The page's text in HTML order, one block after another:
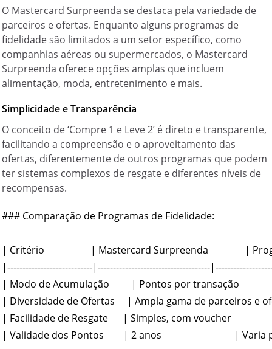
O Mastercard Surpreenda se destaca pela variedade de
parceiros e ofertas. Enquanto alguns programas de
fidelidade são limitados a um setor específico, como
companhias aéreas ou supermercados, o Mastercard
Surpreenda oferece opções amplas que incluem
alimentação, moda, entretenimento e mais.
Simplicidade e Transparência
O conceito de ‘Compre 1 e Leve 2’ é direto e transparente,
facilitando a compreensão e o aproveitamento das
ofertas, diferentemente de outros programas que podem
ter sistemas complexos de resgate e diferentes níveis de
recompensas.
### Comparação de Programas de Fidelidade:
| Critério                   | Mastercard Surpreenda               |
|----------------------------|-------------------------------------
| Modo de Acumulação         | Pontos por transação
| Diversidade de Ofertas     | Ampla gama de parceiros e
| Facilidade de Resgate      | Simples, com voucher